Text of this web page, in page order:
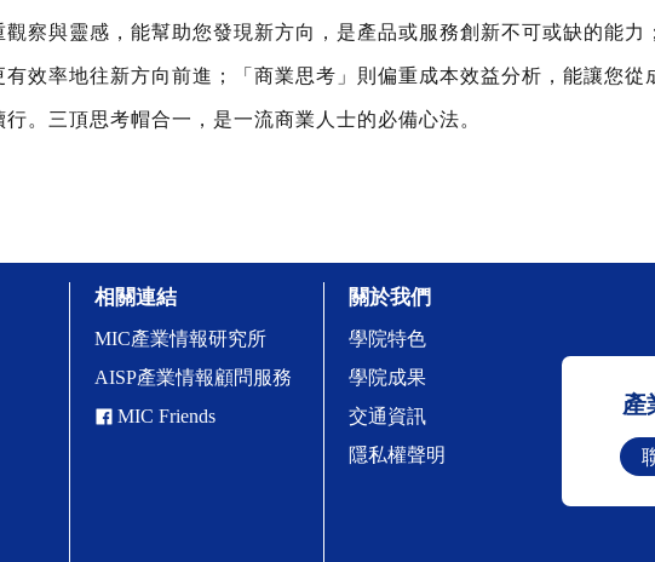
察與靈感，能幫助您發現新方向，是產品或服務創新不可或缺的能力
效率地往新方向前進；「商業思考」則偏重成本效益分析，能讓您從
。三頂思考帽合一，是一流商業人士的必備心法。
相關連結
MIC產業情報研究所
AISP產業情報顧問服務
MIC Friends
關於我們
學院特色
學院成果
交通資訊
隱私權聲明
產